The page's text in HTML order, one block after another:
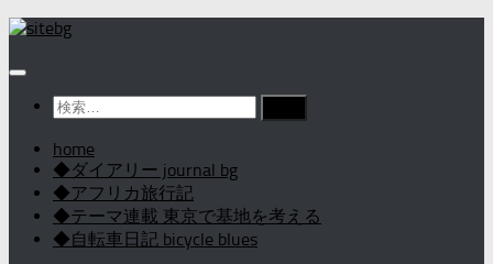
コ
テ
検
home
◆ダイアリー journal bg
◆アフリカ旅行記
◆テーマ連載 東京で基地を考える
◆自転車日記 bicycle blues